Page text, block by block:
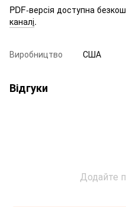
PDF-версія доступна
каналі.
Виробництво США
Відгуки
Додайте